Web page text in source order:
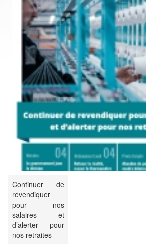
Continuer de
revendiquer
pour nos
salaires et
d’alerter pour
nos retraites